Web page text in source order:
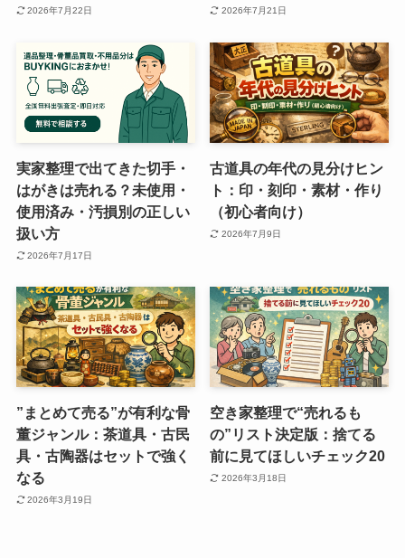
2026年7月22日 2026年7月21日
実家整理で出てきた切手・
はがきは売れる？未使用・
使用済み・汚損別の正しい
扱い方
2026年7月17日
古道具の年代の見分けヒン
ト：印・刻印・素材・作り
（初心者向け）
2026年7月9日
”まとめて売る”が有利な骨
董ジャンル：茶道具・古民
具・古陶器はセットで強く
なる
2026年3月19日
空き家整理で“売れるも
の”リスト決定版：捨てる
前に見てほしいチェック20
2026年3月18日